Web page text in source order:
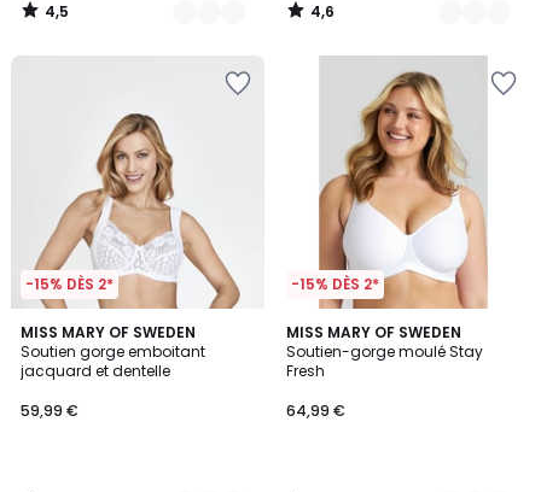
4,5
/
4,6
/
-15% DÈS 2*
MISS MARY OF SWEDEN
Soutien gorge emboitant
jacquard et dentelle
59,99 €
4,5
/ 5
6
Couleurs
-15% DÈS 2*
MISS MARY OF SWEDEN
Soutien-gorge moulé Stay
Fresh
64,99 €
4,4
/ 5
5
Couleurs